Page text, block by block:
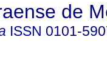
de
ISSN 0101-